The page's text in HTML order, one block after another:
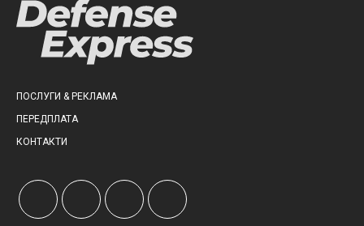
ПОСЛУГИ & РЕКЛАМА
ПЕРЕДПЛАТА
КОНТАКТИ